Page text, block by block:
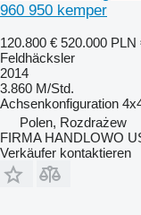
960 950 kemper
120.800 € 520.000 PLN
Feldhäcksler
2014
3.860 M/Std.
Achsenkonfiguration
Polen, Rozdrażew
FIRMA HANDLOWO
Verkäufer kontaktieren